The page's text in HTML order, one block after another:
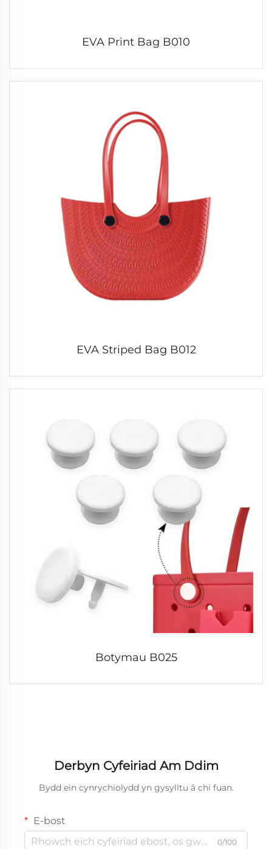
EVA Print Bag B010
EVA Striped Bag B012
Botymau B025
Derbyn Cyfeiriad Am Ddim
Bydd ein cynrychiolydd yn gysylltu â chi fuan.
E-bost
0/100